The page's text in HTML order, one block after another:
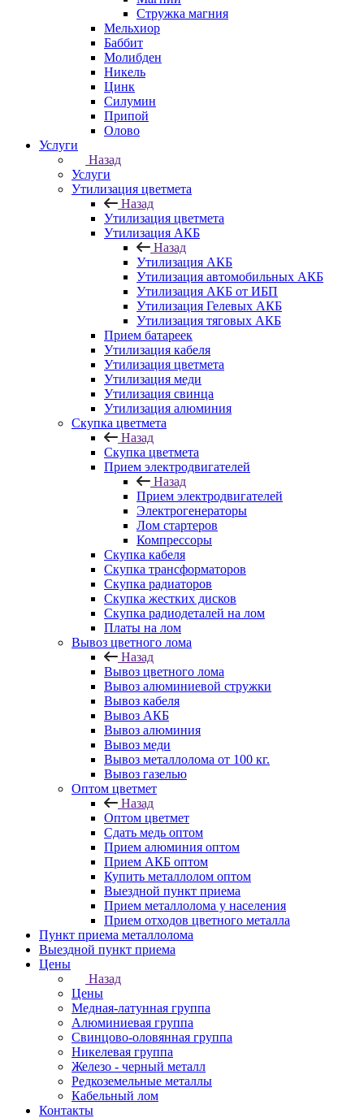
Стружка магния
Мельхиор
Баббит
Молибден
Никель
Цинк
Силумин
Припой
Олово
Услуги
Назад
Услуги
Утилизация цветмета
Назад
Утилизация цветмета
Утилизация АКБ
Назад
Утилизация АКБ
Утилизация автомобильных АКБ
Утилизация АКБ от ИБП
Утилизация Гелевых АКБ
Утилизация тяговых АКБ
Прием батареек
Утилизация кабеля
Утилизация цветмета
Утилизация меди
Утилизация свинца
Утилизация алюминия
Скупка цветмета
Назад
Скупка цветмета
Прием электродвигателей
Назад
Прием электродвигателей
Электрогенераторы
Лом стартеров
Компрессоры
Скупка кабеля
Скупка трансформаторов
Скупка радиаторов
Скупка жестких дисков
Скупка радиодеталей на лом
Платы на лом
Вывоз цветного лома
Назад
Вывоз цветного лома
Вывоз алюминиевой стружки
Вывоз кабеля
Вывоз АКБ
Вывоз алюминия
Вывоз меди
Вывоз металлолома от 100 кг.
Вывоз газелью
Оптом цветмет
Назад
Оптом цветмет
Сдать медь оптом
Прием алюминия оптом
Прием АКБ оптом
Купить металлолом оптом
Выездной пункт приема
Прием металлолома у населения
Прием отходов цветного металла
Пункт приема металлолома
Выездной пункт приема
Цены
Назад
Цены
Медная-латунная группа
Алюминиевая группа
Свинцово-оловянная группа
Никелевая группа
Железо - черный металл
Редкоземельные металлы
Кабельный лом
Контакты